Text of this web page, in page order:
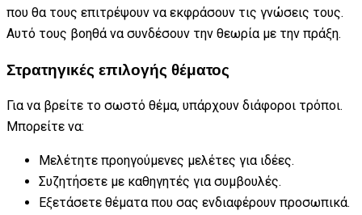
που θα τους επιτρέψουν να εκφράσουν τις γνώσεις τους.
Αυτό τους βοηθά να συνδέσουν την θεωρία με την πράξη.
Στρατηγικές επιλογής θέματος
Για να βρείτε το σωστό θέμα, υπάρχουν διάφοροι τρόποι.
Μπορείτε να:
Μελέτητε προηγούμενες μελέτες για ιδέες.
Συζητήσετε με καθηγητές για συμβουλές.
Εξετάσετε θέματα που σας ενδιαφέρουν προσωπικά.